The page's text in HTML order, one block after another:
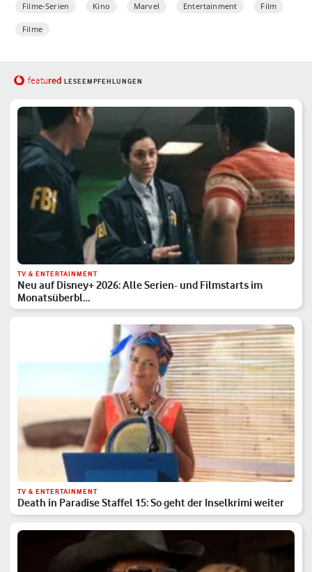
Filme-Serien Kino Marvel Entertainment Film
Filme
featured LESEEMPFEHLUNGEN
TV & ENTERTAINMENT
Neu auf Disney+ 2026: Alle Serien- und Filmstarts im
Monatsüberbl…
TV & ENTERTAINMENT
Death in Paradise Staffel 15: So geht der Inselkrimi weiter